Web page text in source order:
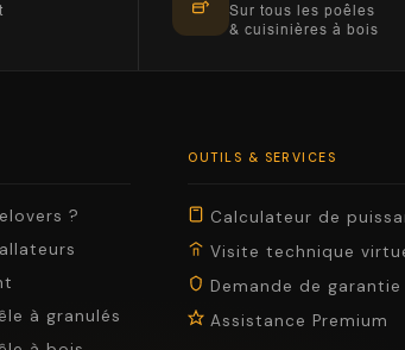
Sur tous les poêles
& cuisinières à bois
?
à granulés
OUTILS & SERVICES
Calculateur de
Visite technique
Demande de garantie
Assistance Premium